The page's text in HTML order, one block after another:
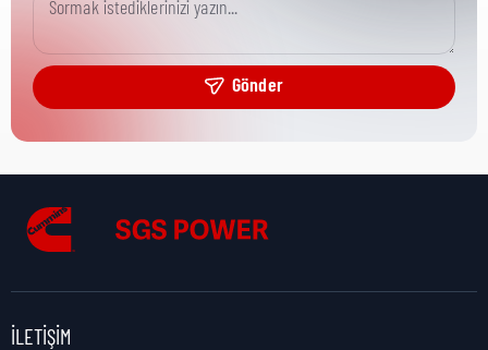
Ürün Kategorisi:
Nakliye Yüksekliği:
Nakliye Uzunluğu:
Gönder
İLETIŞIM